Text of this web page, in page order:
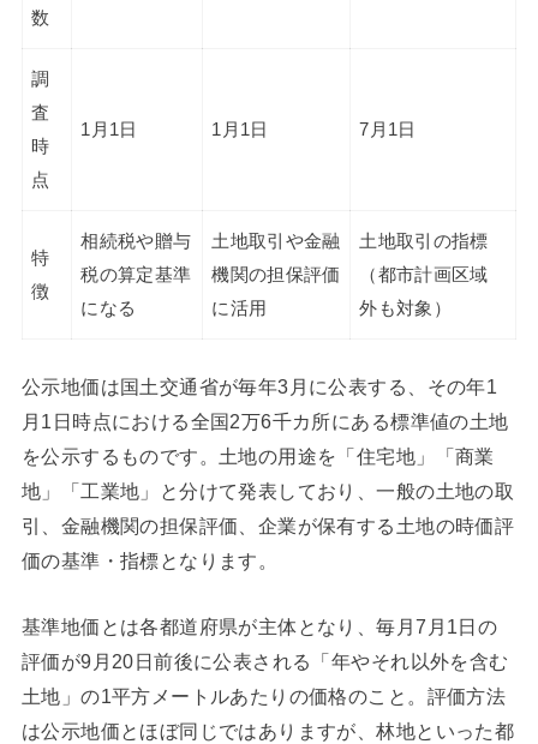
数
調
査
時
点
1月1日 1月1日 7月1日
特
徴
相続税や贈与
税の算定基準
になる
土地取引や金融
機関の担保評価
に活用
土地取引の指標
（都市計画区域
外も対象）
公示地価は国土交通省が毎年3月に公表する、その年1
月1日時点における全国2万6千カ所にある標準値の土地
を公示するものです。土地の用途を「住宅地」「商業
地」「工業地」と分けて発表しており、一般の土地の取
引、金融機関の担保評価、企業が保有する土地の時価評
価の基準・指標となります。
基準地価とは各都道府県が主体となり、毎月7月1日の
評価が9月20日前後に公表される「年やそれ以外を含む
土地」の1平方メートルあたりの価格のこと。評価方法
は公示地価とほぼ同じではありますが、林地といった都